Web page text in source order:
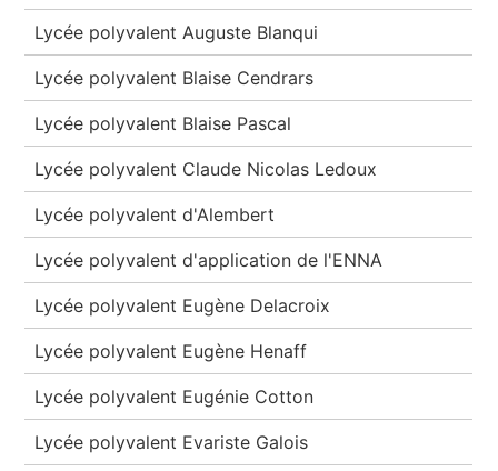
Lycée polyvalent Auguste Blanqui
Lycée polyvalent Blaise Cendrars
Lycée polyvalent Blaise Pascal
Lycée polyvalent Claude Nicolas Ledoux
Lycée polyvalent d'Alembert
Lycée polyvalent d'application de l'ENNA
Lycée polyvalent Eugène Delacroix
Lycée polyvalent Eugène Henaff
Lycée polyvalent Eugénie Cotton
Lycée polyvalent Evariste Galois